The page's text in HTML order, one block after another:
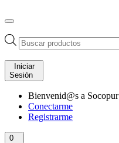
Búsqueda
de
productos
Iniciar
Sesión
Bienvenid@s a Socopur
Conectarme
Registrarme
0